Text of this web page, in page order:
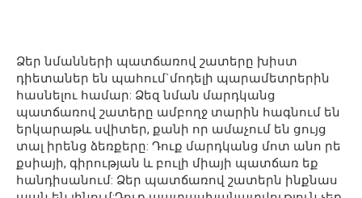
Ձեր նմանների պատճառով շատերը խիստ
դիետաներ են պահում`մոդելի պարամետրերին
հասնելու համար: Ձեզ նման մարդկանց
պատճառով շատերը ամբողջ տարին հագնում են
երկարաթև սվիտեր, քանի որ ամաչում են ցույց
տալ իրենց ձեռքերը: Դուք մարդկանց մոտ անո րե
քսիայի, գիրության և բուլի միայի պատճառ եք
հանդիսանում: Ձեր պատճառով շատերն ինքնաս